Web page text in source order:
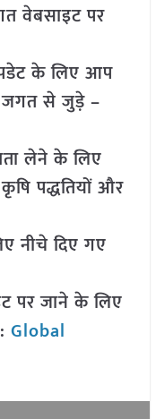
वेबसाइट पर
के लिए आप
जगत से जुड़े –
लेने के लिए
पद्धतियों और
नीचे दिए गए
पर जाने के लिए
Global